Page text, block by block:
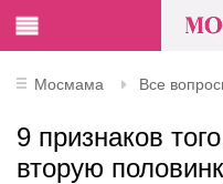
Мосмама Все
9 признаков
вторую